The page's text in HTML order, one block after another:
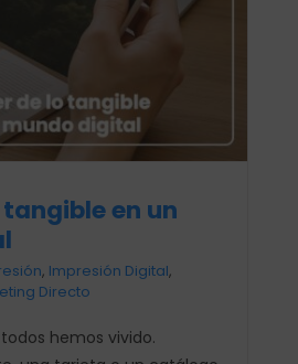
tangible en un
, Impresión Digital,
Directo
hemos vivido.